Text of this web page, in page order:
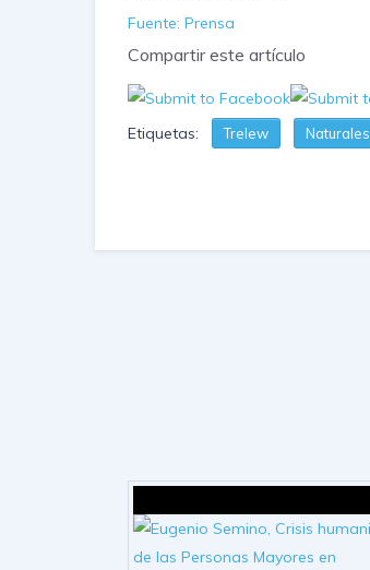
Fuente: Prensa
Compartir este artículo
Etiquetas: Trelew Naturales